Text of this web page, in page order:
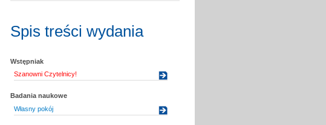
Spis treści wydania
Wstępniak
Szanowni Czytelnicy!
Badania naukowe
Własny pokój